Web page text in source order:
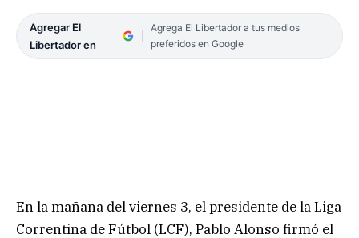
Agregar El
Libertador en
Agrega El Libertador a tus medios
preferidos en Google
En la mañana del viernes 3, el presidente de la Liga
Correntina de Fútbol (LCF), Pablo Alonso firmó el